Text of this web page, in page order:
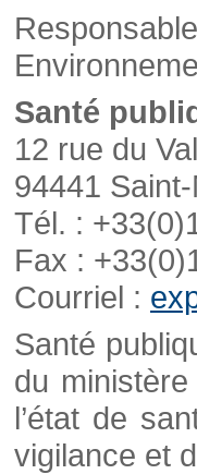
Santé
12 rue du
94441
Tél. :
Fax :
Courriel :
Santé
du
l’état de
vigilance et